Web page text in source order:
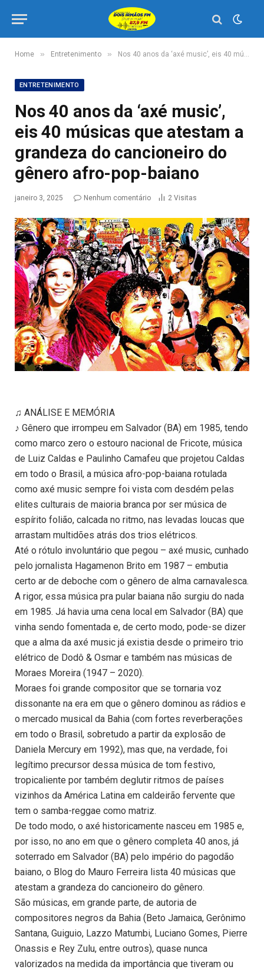
Home » Entretenimento » Nos 40 anos da ‘axé music’, eis 40 músicas que atestam a grandeza do cancioneiro do gênero afro-pop-baiano
ENTRETENIMENTO
Nos 40 anos da ‘axé music’,
eis 40 músicas que atestam a
grandeza do cancioneiro do
gênero afro-pop-baiano
janeiro 3, 2025 Nenhum comentário 2 Visitas
♫ ANÁLISE E MEMÓRIA
♪ Gênero que irrompeu em Salvador (BA) em 1985, tendo
como marco zero o estouro nacional de Fricote, música
de Luiz Caldas e Paulinho Camafeu que projetou Caldas
em todo o Brasil, a música afro-pop-baiana rotulada
como axé music sempre foi vista com desdém pelas
elites culturais de maioria branca por ser música de
espírito folião, calcada no ritmo, nas levadas loucas que
arrastam multidões atrás dos trios elétricos.
Até o rótulo involuntário que pegou – axé music, cunhado
pelo jornalista Hagamenon Brito em 1987 – embutia
certo ar de deboche com o gênero de alma carnavalesca.
A rigor, essa música pra pular baiana não surgiu do nada
em 1985. Já havia uma cena local em Salvador (BA) que
vinha sendo fomentada e, de certo modo, pode-se dizer
que a alma da axé music já existia desde o primeiro trio
elétrico de Dodô & Osmar e também nas músicas de
Moraes Moreira (1947 – 2020).
Moraes foi grande compositor que se tornaria voz
dissonante na era em que o gênero dominou as rádios e
o mercado musical da Bahia (com fortes reverberações
em todo o Brasil, sobretudo a partir da explosão de
Daniela Mercury em 1992), mas que, na verdade, foi
legítimo precursor dessa música de tom festivo,
tropicaliente por também deglutir ritmos de países
vizinhos da América Latina em caldeirão fervente que
tem o samba-reggae como matriz.
De todo modo, o axé historicamente nasceu em 1985 e,
por isso, no ano em que o gênero completa 40 anos, já
soterrado em Salvador (BA) pelo império do pagodão
baiano, o Blog do Mauro Ferreira lista 40 músicas que
atestam a grandeza do cancioneiro do gênero.
São músicas, em grande parte, de autoria de
compositores negros da Bahia (Beto Jamaica, Gerônimo
Santana, Guiguio, Lazzo Matumbi, Luciano Gomes, Pierre
Onassis e Rey Zulu, entre outros), quase nunca
valorizados na medida da importância que tiveram ou